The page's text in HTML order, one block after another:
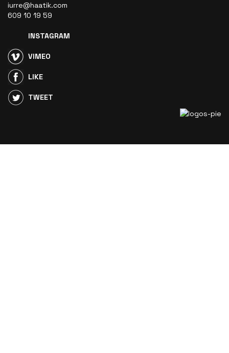
iurre@haatik.com
609 10 19 59
INSTAGRAM
VIMEO
LIKE
TWEET